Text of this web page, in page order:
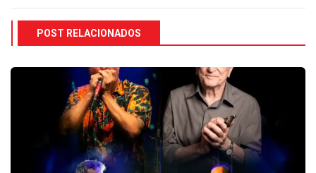
POST RELACIONADOS